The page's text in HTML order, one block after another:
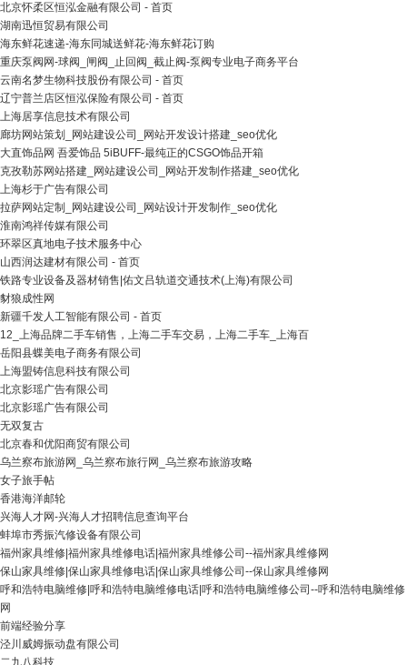
北京怀柔区恒泓金融有限公司 - 首页
湖南迅恒贸易有限公司
海东鲜花速递-海东同城送鲜花-海东鲜花订购
重庆泵阀网-球阀_闸阀_止回阀_截止阀-泵阀专业电子商务平台
云南名梦生物科技股份有限公司 - 首页
辽宁普兰店区恒泓保险有限公司 - 首页
上海居享信息技术有限公司
廊坊网站策划_网站建设公司_网站开发设计搭建_seo优化
大直饰品网 吾爱饰品 5iBUFF-最纯正的CSGO饰品开箱
克孜勒苏网站搭建_网站建设公司_网站开发制作搭建_seo优化
上海杉于广告有限公司
拉萨网站定制_网站建设公司_网站设计开发制作_seo优化
淮南鸿祥传媒有限公司
环翠区真地电子技术服务中心
山西润达建材有限公司 - 首页
铁路专业设备及器材销售|佑文吕轨道交通技术(上海)有限公司
豺狼成性网
新疆千发人工智能有限公司 - 首页
12_上海品牌二手车销售，上海二手车交易，上海二手车_上海百
岳阳县蝶美电子商务有限公司
上海盟铸信息科技有限公司
北京影瑶广告有限公司
北京影瑶广告有限公司
无双复古
北京春和优阳商贸有限公司
乌兰察布旅游网_乌兰察布旅行网_乌兰察布旅游攻略
女子旅手帖
香港海洋邮轮
兴海人才网-兴海人才招聘信息查询平台
蚌埠市秀振汽修设备有限公司
福州家具维修|福州家具维修电话|福州家具维修公司--福州家具维修网
保山家具维修|保山家具维修电话|保山家具维修公司--保山家具维修网
呼和浩特电脑维修|呼和浩特电脑维修电话|呼和浩特电脑维修公司--呼和浩特电脑维修
网
前端经验分享
泾川威姆振动盘有限公司
二九八科技